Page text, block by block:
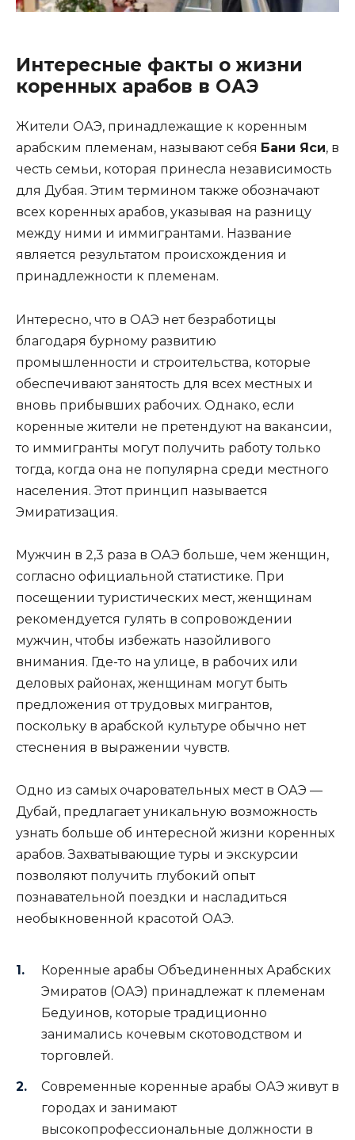
Интересные факты о жизни
коренных арабов в ОАЭ
Жители ОАЭ, принадлежащие к коренным
арабским племенам, называют себя Бани Яси, в
честь семьи, которая принесла независимость
для Дубая. Этим термином также обозначают
всех коренных арабов, указывая на разницу
между ними и иммигрантами. Название
является результатом происхождения и
принадлежности к племенам.
Интересно, что в ОАЭ нет безработицы
благодаря бурному развитию
промышленности и строительства, которые
обеспечивают занятость для всех местных и
вновь прибывших рабочих. Однако, если
коренные жители не претендуют на вакансии,
то иммигранты могут получить работу только
тогда, когда она не популярна среди местного
населения. Этот принцип называется
Эмиратизация.
Мужчин в 2,3 раза в ОАЭ больше, чем женщин,
согласно официальной статистике. При
посещении туристических мест, женщинам
рекомендуется гулять в сопровождении
мужчин, чтобы избежать назойливого
внимания. Где-то на улице, в рабочих или
деловых районах, женщинам могут быть
предложения от трудовых мигрантов,
поскольку в арабской культуре обычно нет
стеснения в выражении чувств.
Одно из самых очаровательных мест в ОАЭ —
Дубай, предлагает уникальную возможность
узнать больше об интересной жизни коренных
арабов. Захватывающие туры и экскурсии
позволяют получить глубокий опыт
познавательной поездки и насладиться
необыкновенной красотой ОАЭ.
Коренные арабы Объединенных Арабских
Эмиратов (ОАЭ) принадлежат к племенам
Бедуинов, которые традиционно
занимались кочевым скотоводством и
торговлей.
Современные коренные арабы ОАЭ живут в
городах и занимают
высокопрофессиональные должности в